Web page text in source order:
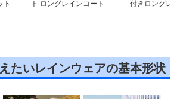
ト
ト ロングレインコート
付きロングレ
たいレインウェアの基本形状